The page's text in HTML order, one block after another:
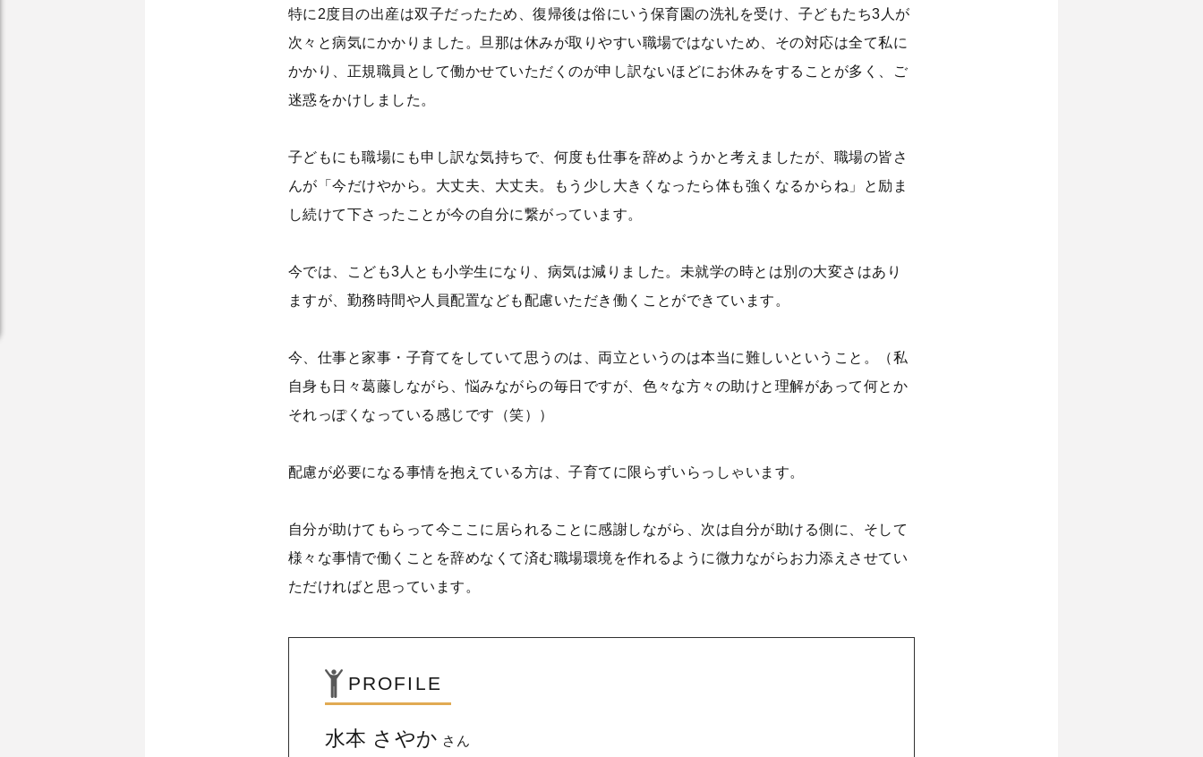
特に2度目の出産は双子だったため、復帰後は俗にいう保育園の洗礼を受け、子どもたち3人が
次々と病気にかかりました。旦那は休みが取りやすい職場ではないため、その対応は全て私に
かかり、正規職員として働かせていただくのが申し訳ないほどにお休みをすることが多く、ご
迷惑をかけしました。
子どもにも職場にも申し訳な気持ちで、何度も仕事を辞めようかと考えましたが、職場の皆さ
んが「今だけやから。大丈夫、大丈夫。もう少し大きくなったら体も強くなるからね」と励ま
し続けて下さったことが今の自分に繋がっています。
今では、こども3人とも小学生になり、病気は減りました。未就学の時とは別の大変さはあり
ますが、勤務時間や人員配置なども配慮いただき働くことができています。
今、仕事と家事・子育てをしていて思うのは、両立というのは本当に難しいということ。（私
自身も日々葛藤しながら、悩みながらの毎日ですが、色々な方々の助けと理解があって何とか
それっぽくなっている感じです（笑））
配慮が必要になる事情を抱えている方は、子育てに限らずいらっしゃいます。
自分が助けてもらって今ここに居られることに感謝しながら、次は自分が助ける側に、そして
様々な事情で働くことを辞めなくて済む職場環境を作れるように微力ながらお力添えさせてい
ただければと思っています。
PROFILE
水本 さやか さん